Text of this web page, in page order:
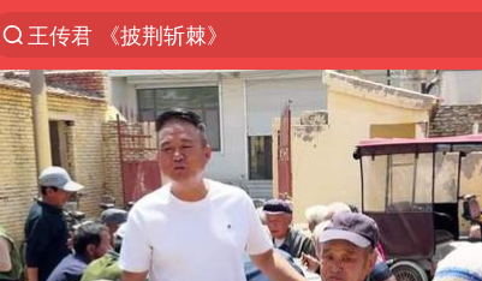
王传君 《披荆斩棘》
国足U17与阿森纳决赛取消 并列冠军
王艺迪2-4不敌张本美和止步4强
上门女婿出轨女邻居多年被判重婚罪
女子离婚后发现男方婚内与第三者育子
以军士兵把枪口对准中国记者